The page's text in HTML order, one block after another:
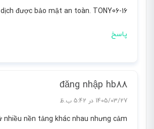
được bảo mật an toàn. TONY06-16
پاسخ
đăng nhập hb88
1405/03/27 در 5:42 ب.ظ
nhiều nền tảng khác nhau nhưng cảm